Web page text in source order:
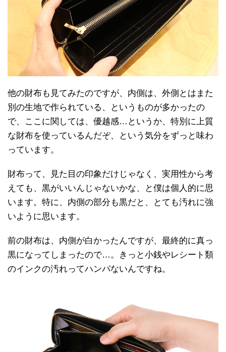
他の財布も見てみたのですが、内側は、外側とはまた
別の生地で作られている、というものが多かったの
で、ここに関しては、優越感…というか、特別に上質
な財布を使っているんだぞ、という気分をずっと味わ
っています。
財布って、見た目の印象だけじゃなく、実用性から考
えても、黒がいいんじゃないかな、と僕は個人的に思
います。特に、内側の部分も黒だと、とても汚れに強
いように思います。
前の財布は、内側が白かったんですが、最終的に真っ
黒になってしまったので…。きっと小銭やレシート類
のインクの汚れってハンパないんですね。